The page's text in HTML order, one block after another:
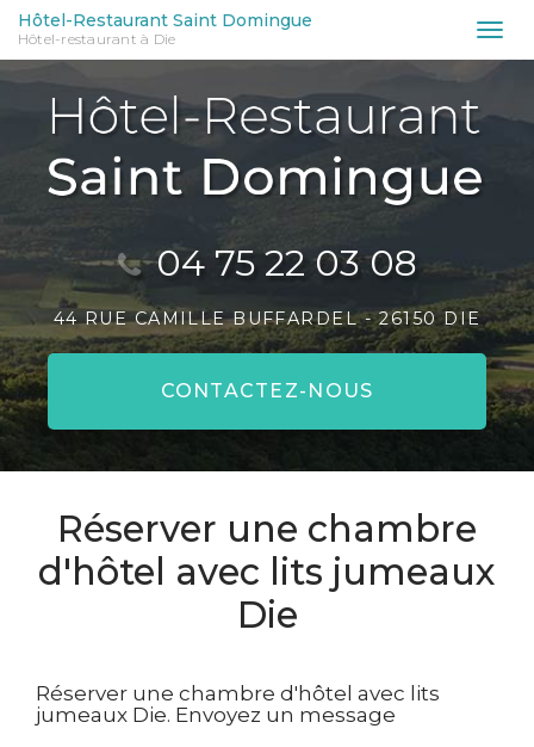
Aller
au
contenu
principal
Hôtel-Restaurant Saint Domingue
Hôtel-restaurant à Die
04 75 22 03 08
44 RUE CAMILLE BUFFARDEL -26150 DIE
CONTACTEZ- NOUS
Réserver une chambre
d'hôtel avec lits jumeaux
Die
Réserver une chambre d'hôtel avec lits
jumeaux Die. Envoyez un message